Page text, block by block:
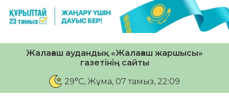
Жалағаш аудандық «Жалағаш жаршысы»
газетінің сайты
29°C, Жұма, 07 тамыз, 22:09